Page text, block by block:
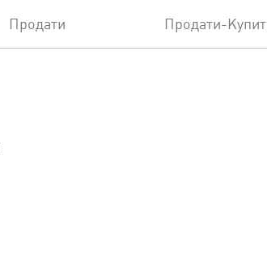
Продати Продати-